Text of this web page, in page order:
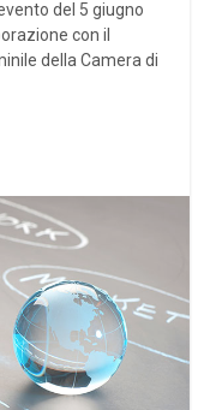
del 5 giugno
con il
della Camera di